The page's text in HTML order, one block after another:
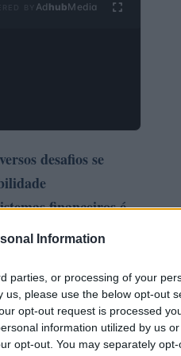
Information
parties, or processing of your
please use the below opt-out
opt-out request is processed
information utilized by us
opt-out. You may separately
Ad hubMedia
desafios se
financeiros é
uma
e levantou
p>